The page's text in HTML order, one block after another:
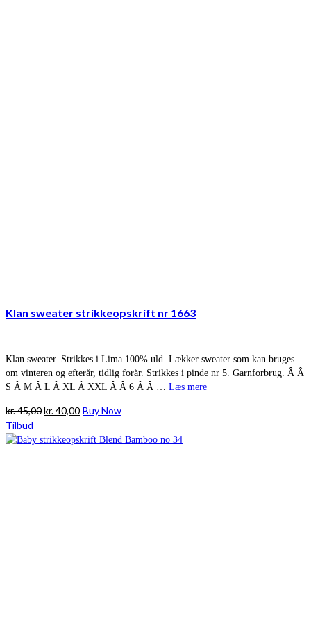
Klan sweater strikkeopskrift nr 1663
Klan sweater. Strikkes i Lima 100% uld. Lækker sweater som kan bruges
om vinteren og efterår, tidlig forår. Strikkes i pinde nr 5. Garnforbrug. Â Â
S Â M Â L Â XL Â XXL Â Â 6 Â Â … Læs mere
kr.45,00Den
pris
kr.40,00Den
pris
Buy Now
Tilbud